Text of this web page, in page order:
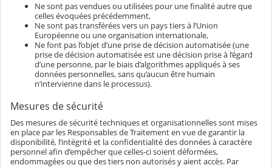
Ne sont pas vendues ou utilisées pour une finalité autre que
celles évoquées précédemment,
Ne sont pas transférées vers un pays tiers à l’Union
Européenne ou une organisation internationale,
Ne font pas l’objet d’une prise de décision automatisée (une
prise de décision automatisée est une décision prise à l’égard
d’une personne, par le biais d’algorithmes appliqués à ses
données personnelles, sans qu’aucun être humain
n’intervienne dans le processus).
Mesures de sécurité
Des mesures de sécurité techniques et organisationnelles sont mises
en place par les Responsables de Traitement en vue de garantir la
disponibilité, l’intégrité et la confidentialité des données à caractère
personnel afin d’empêcher que celles-ci soient déformées,
endommagées ou que des tiers non autorisés y aient accès. Par